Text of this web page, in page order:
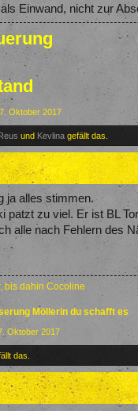
Einwand, nicht zur
Oktober 2017
und Kevlina gefällt das.
ja alles stimmen.
patzt zu viel. Er ist BL
alle nach Fehlern des
bis dahin Cocoline
Möllerin du schafft es
Oktober 2017
das.